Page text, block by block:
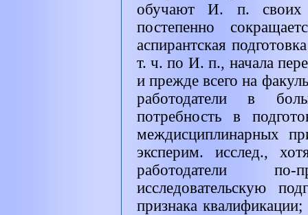
обучают И. п. своих
постепенно
аспирантская
т. ч. по И. п., начала
и прежде всего на
работодатели в
потребность в
междисциплинарных
эксперим. исслед.,
работодатели по-
исследовательскую
признака